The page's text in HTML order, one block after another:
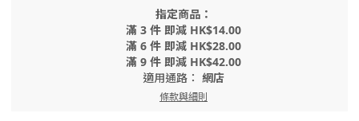
指定商品：
滿 3 件 即減 HK$14.00
滿 6 件 即減 HK$28.00
滿 9 件 即減 HK$42.00
適用通路： 網店
條款與細則